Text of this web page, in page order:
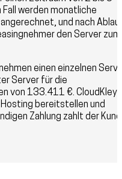
Fall werden monatliche
und nach
den Server zum
einen einzelnen
Server für die
von 133.411 €.
bereitstellen und
Zahlung zahlt der